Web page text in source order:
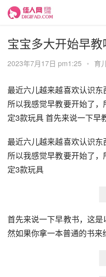
宝宝多大开始早
2023年7月17日 pm1:25 • 育
最近六儿越来越喜欢认识东
所以我感觉早教要开始了
定3款玩具 首先来说一下早
最近六儿越来越喜欢认识东
所以我感觉早教要开始了
定3款玩具
首先来说一下早教书，这
然如果你拿一本普通的书